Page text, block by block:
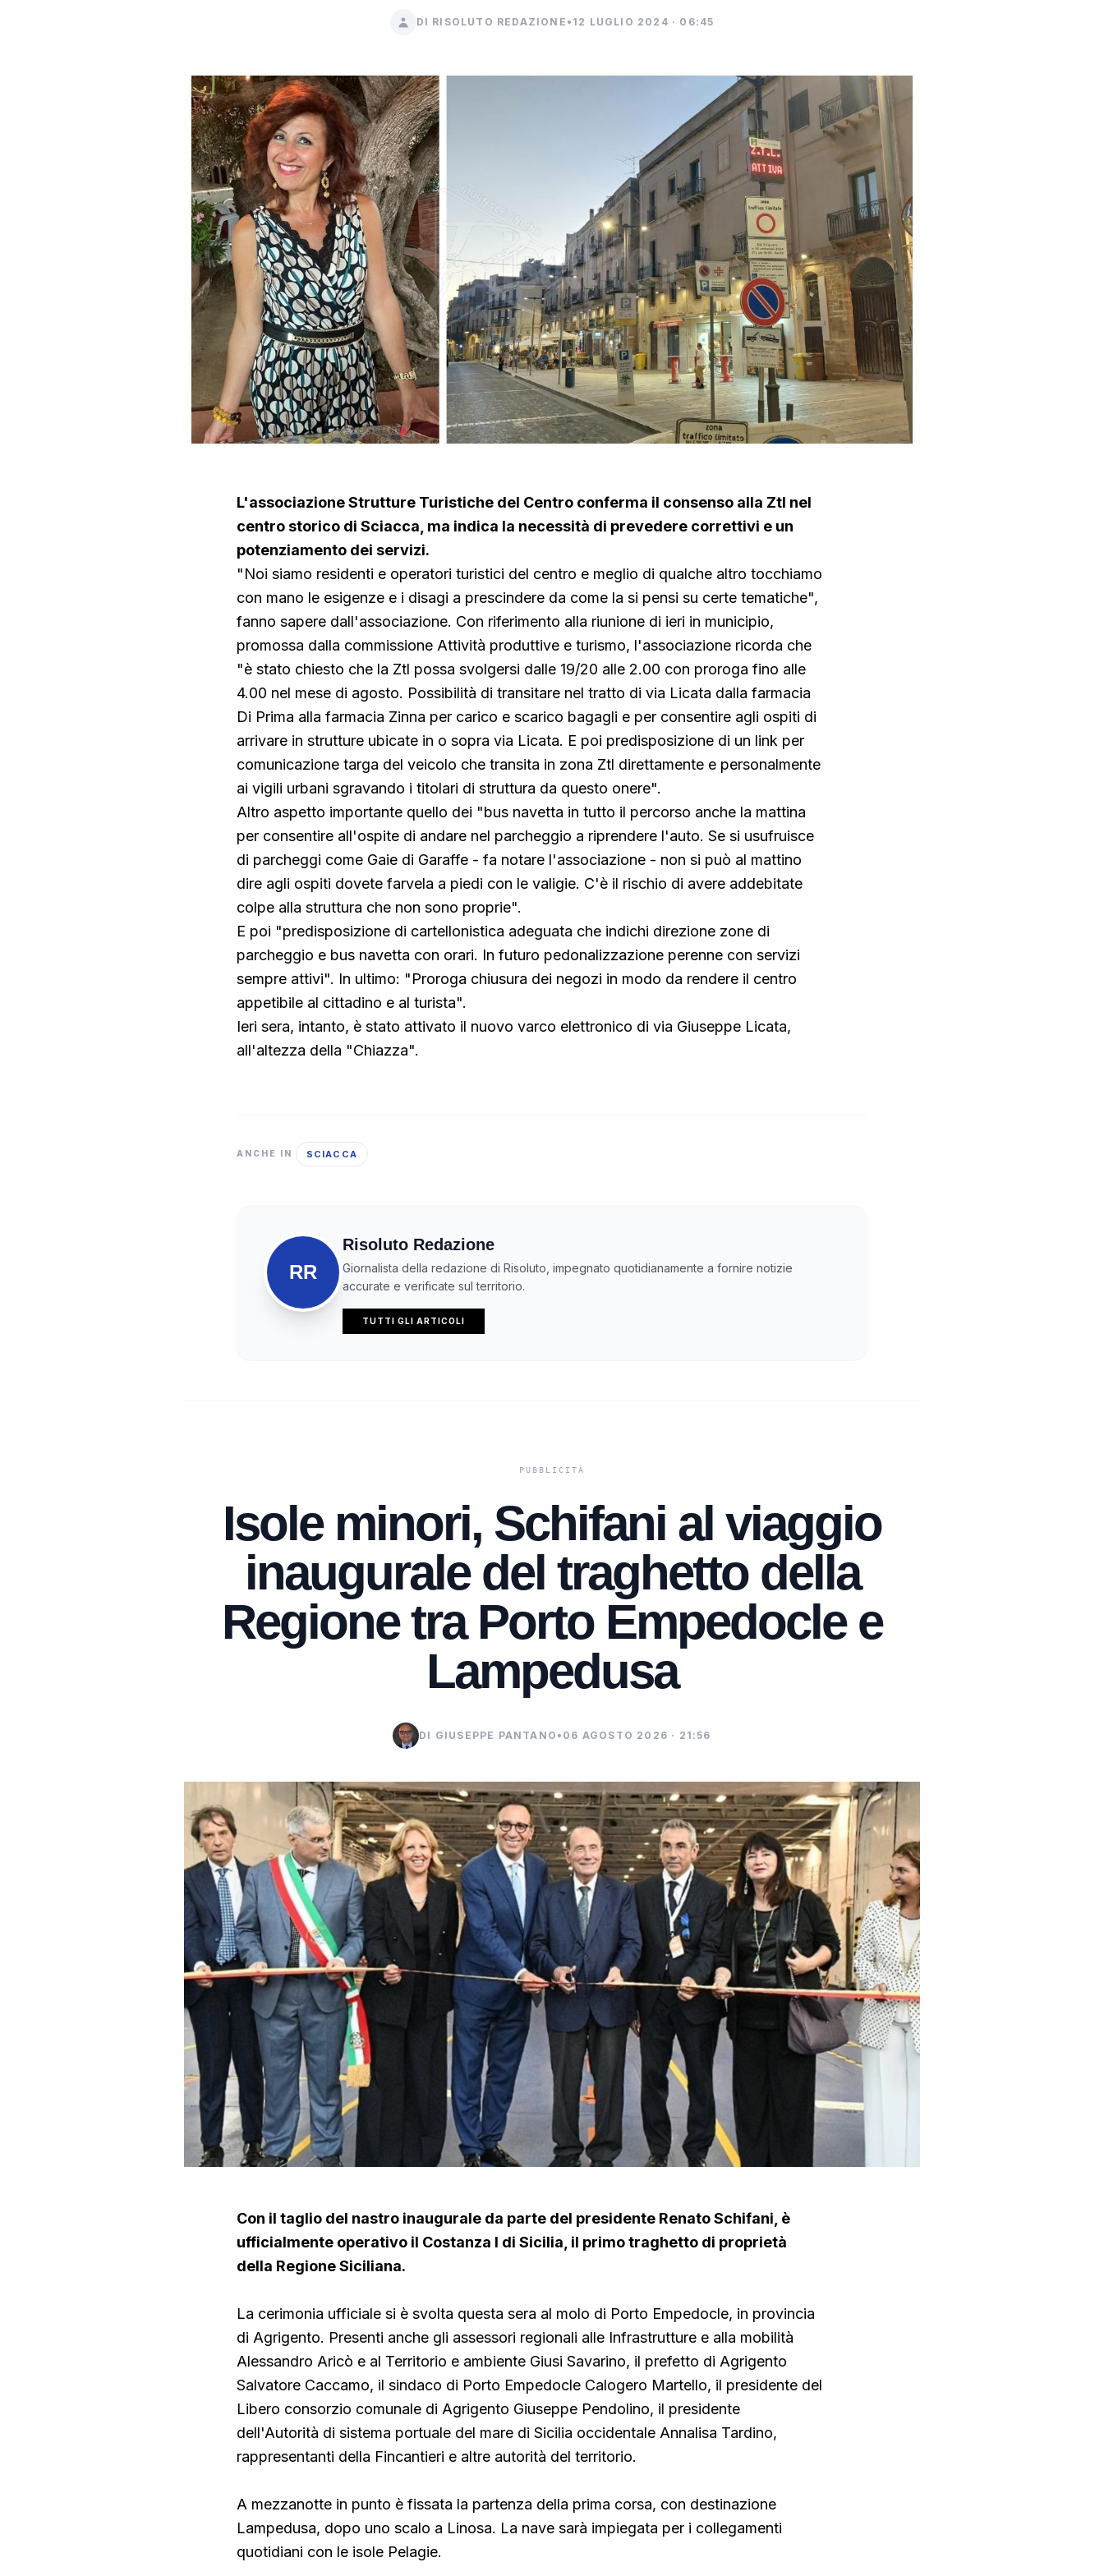
DI RISOLUTO REDAZIONE • 12 LUGLIO 2024 · 06:45
L'associazione Strutture Turistiche del Centro conferma il consenso alla Ztl nel
centro storico di Sciacca, ma indica la necessità di prevedere correttivi e un
potenziamento dei servizi.
"Noi siamo residenti e operatori turistici del centro e meglio di qualche altro tocchiamo
con mano le esigenze e i disagi a prescindere da come la si pensi su certe tematiche",
fanno sapere dall'associazione. Con riferimento alla riunione di ieri in municipio,
promossa dalla commissione Attività produttive e turismo, l'associazione ricorda che
"è stato chiesto che la Ztl possa svolgersi dalle 19/20 alle 2.00 con proroga fino alle
4.00 nel mese di agosto. Possibilità di transitare nel tratto di via Licata dalla farmacia
Di Prima alla farmacia Zinna per carico e scarico bagagli e per consentire agli ospiti di
arrivare in strutture ubicate in o sopra via Licata. E poi predisposizione di un link per
comunicazione targa del veicolo che transita in zona Ztl direttamente e personalmente
ai vigili urbani sgravando i titolari di struttura da questo onere".
Altro aspetto importante quello dei "bus navetta in tutto il percorso anche la mattina
per consentire all'ospite di andare nel parcheggio a riprendere l'auto. Se si usufruisce
di parcheggi come Gaie di Garaffe - fa notare l'associazione - non si può al mattino
dire agli ospiti dovete farvela a piedi con le valigie. C'è il rischio di avere addebitate
colpe alla struttura che non sono proprie".
E poi "predisposizione di cartellonistica adeguata che indichi direzione zone di
parcheggio e bus navetta con orari. In futuro pedonalizzazione perenne con servizi
sempre attivi". In ultimo: "Proroga chiusura dei negozi in modo da rendere il centro
appetibile al cittadino e al turista".
Ieri sera, intanto, è stato attivato il nuovo varco elettronico di via Giuseppe Licata,
all'altezza della "Chiazza".
ANCHE IN SCIACCA
RR
Risoluto Redazione
Giornalista della redazione di Risoluto, impegnato quotidianamente a fornire notizie
accurate e verificate sul territorio.
TUTTI GLI ARTICOLI
Isole minori, Schifani al viaggio
inaugurale del traghetto della
Regione tra Porto Empedocle e
Lampedusa
DI GIUSEPPE PANTANO • 06 AGOSTO 2026 · 21:56
Con il taglio del nastro inaugurale da parte del presidente Renato Schifani, è
ufficialmente operativo il Costanza I di Sicilia, il primo traghetto di proprietà
della Regione Siciliana.
La cerimonia ufficiale si è svolta questa sera al molo di Porto Empedocle, in provincia
di Agrigento. Presenti anche gli assessori regionali alle Infrastrutture e alla mobilità
Alessandro Aricò e al Territorio e ambiente Giusi Savarino, il prefetto di Agrigento
Salvatore Caccamo, il sindaco di Porto Empedocle Calogero Martello, il presidente del
Libero consorzio comunale di Agrigento Giuseppe Pendolino, il presidente
dell'Autorità di sistema portuale del mare di Sicilia occidentale Annalisa Tardino,
rappresentanti della Fincantieri e altre autorità del territorio.
A mezzanotte in punto è fissata la partenza della prima corsa, con destinazione
Lampedusa, dopo uno scalo a Linosa. La nave sarà impiegata per i collegamenti
quotidiani con le isole Pelagie.